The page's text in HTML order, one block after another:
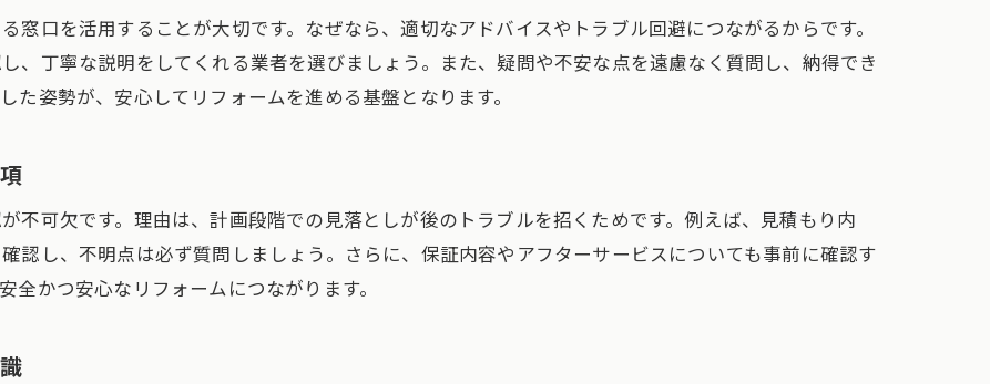
リフォームの失敗を防ぐための心構えとは
知って安心できるリフォーム成功のポイント
窓口を活用することが大切です。なぜなら、適切なアドバイスやトラブル回避につながるからです。
、丁寧な説明をしてくれる業者を選びましょう。また、疑問や不安な点を遠慮なく質問し、納得でき
た姿勢が、安心してリフォームを進める基盤となります。
不可欠です。理由は、計画段階での見落としが後のトラブルを招くためです。例えば、見積もり内
認し、不明点は必ず質問しましょう。さらに、保証内容やアフターサービスについても事前に確認す
かつ安心なリフォームにつながります。